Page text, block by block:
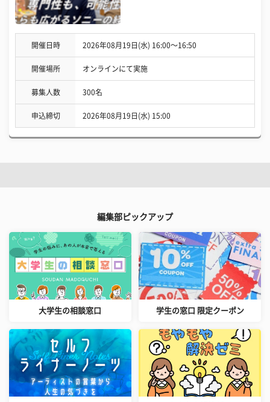
開催日時 2026年08月19日(水) 16:00〜16:50
開催場所 オンラインにて実施
募集人数 300名
申込締切 2026年08月19日(水) 15:00
編集部ピックアップ
大学生の相談窓口 学生の窓口 限定クーポン